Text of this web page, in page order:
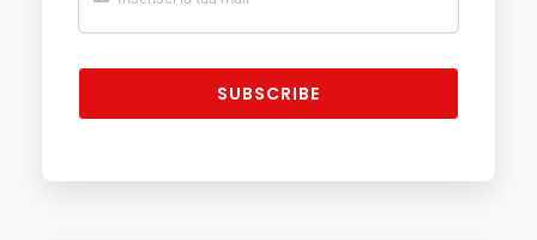
SUBSCRIBE